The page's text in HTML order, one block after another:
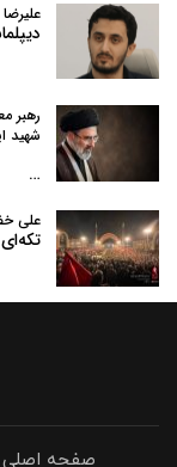
رهبر
شهید
…
علی
صفحه اصلی